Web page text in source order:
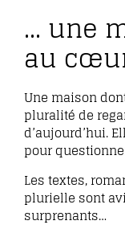
… une
au
Une maison
pluralité de
d’aujourd’hui.
pour
Les textes,
plurielle sont
surprenants…